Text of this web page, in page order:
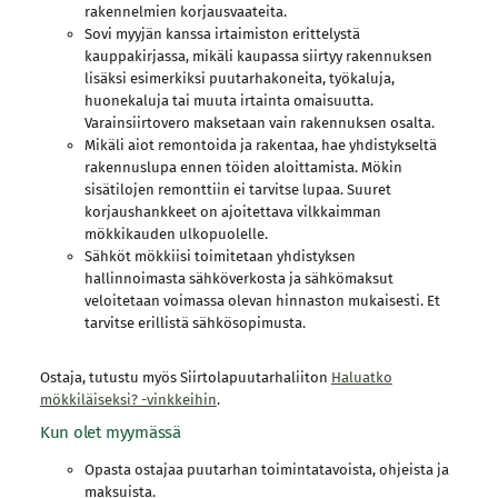
rakennelmien korjausvaateita.
Sovi myyjän kanssa irtaimiston erittelystä
kauppakirjassa, mikäli kaupassa siirtyy rakennuksen
lisäksi esimerkiksi puutarhakoneita, työkaluja,
huonekaluja tai muuta irtainta omaisuutta.
Varainsiirtovero maksetaan vain rakennuksen osalta.
Mikäli aiot remontoida ja rakentaa, hae yhdistykseltä
rakennuslupa ennen töiden aloittamista. Mökin
sisätilojen remonttiin ei tarvitse lupaa. Suuret
korjaushankkeet on ajoitettava vilkkaimman
mökkikauden ulkopuolelle.
Sähköt mökkiisi toimitetaan yhdistyksen
hallinnoimasta sähköverkosta ja sähkömaksut
veloitetaan voimassa olevan hinnaston mukaisesti. Et
tarvitse erillistä sähkösopimusta.
Ostaja, tutustu myös Siirtolapuutarhaliiton Haluatko
mökkiläiseksi? -vinkkeihin.
Kun olet myymässä
Opasta ostajaa puutarhan toimintatavoista, ohjeista ja
maksuista.